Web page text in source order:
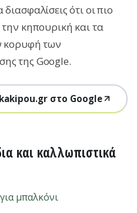
ότι οι πιο
κηπουρική και τα
κορυφή των
της Google.
στο Google
και καλλωπιστικά
μπαλκόνι